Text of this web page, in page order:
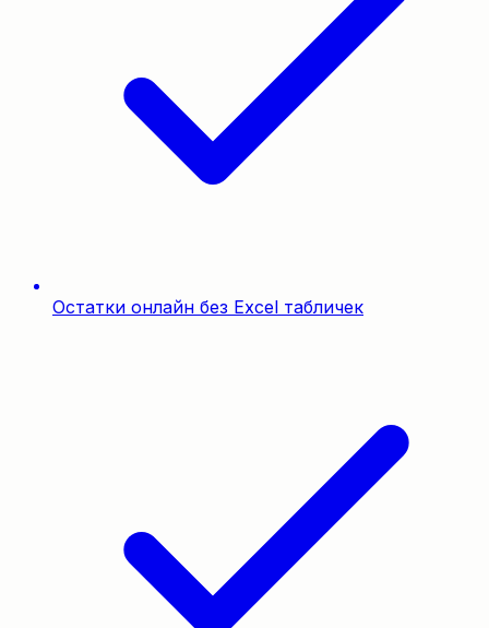
Остатки онлайн без Excel табличек